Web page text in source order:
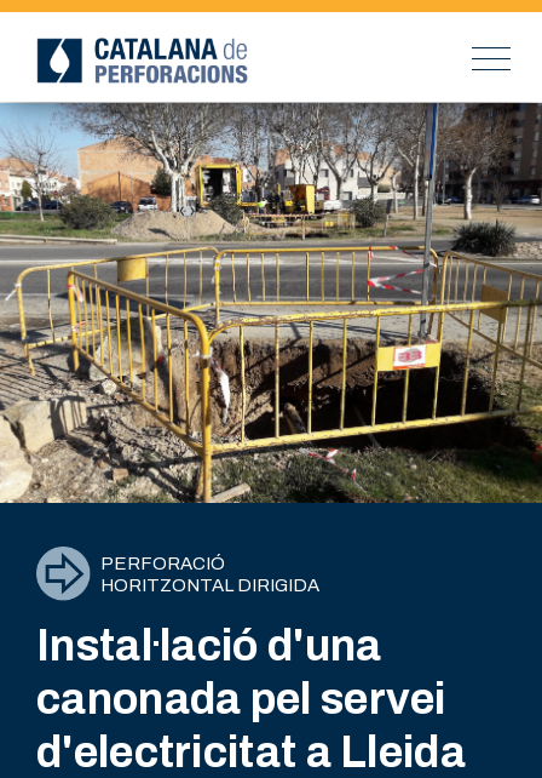
PERFORACIÓ
HORITZONTAL DIRIGIDA
Instal·lació d'una
canonada pel servei
d'electricitat a Lleida